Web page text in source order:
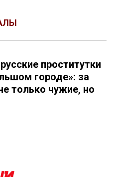
проститутки
городе»: за
только чужие, но